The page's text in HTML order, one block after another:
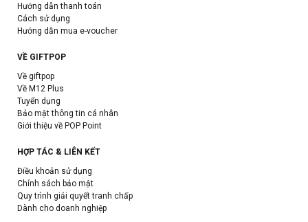
Hướng dẫn thanh toán
Cách sử dụng
Hướng dẫn mua e-voucher
VỀ GIFTPOP
Về giftpop
Về M12 Plus
Tuyển dụng
Bảo mật thông tin cá nhân
Giới thiệu về POP Point
HỢP TÁC & LIÊN KẾT
Điều khoản sử dụng
Chính sách bảo mật
Quy trình giải quyết tranh chấp
Dành cho doanh nghiệp